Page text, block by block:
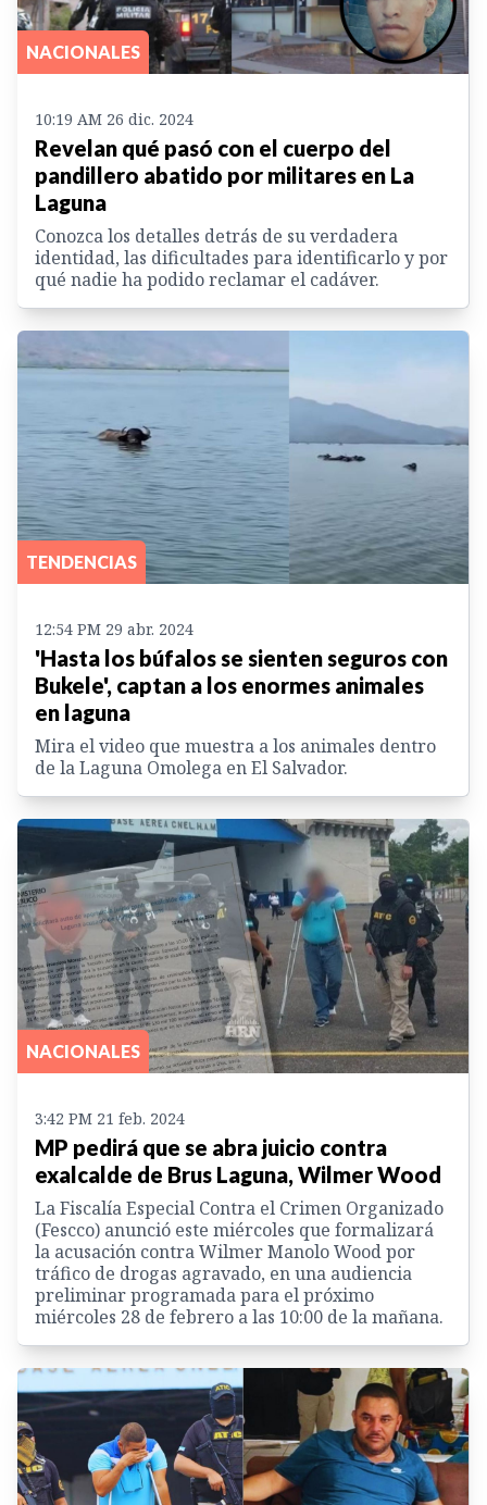
NACIONALES
10:19 AM 26 dic. 2024
Revelan qué pasó con el cuerpo del
pandillero abatido por militares en La
Laguna
Conozca los detalles detrás de su verdadera
identidad, las dificultades para identificarlo y por
qué nadie ha podido reclamar el cadáver.
TENDENCIAS
12:54 PM 29 abr. 2024
'Hasta los búfalos se sienten seguros con
Bukele', captan a los enormes animales
en laguna
Mira el video que muestra a los animales dentro
de la Laguna Omolega en El Salvador.
NACIONALES
3:42 PM 21 feb. 2024
MP pedirá que se abra juicio contra
exalcalde de Brus Laguna, Wilmer Wood
La Fiscalía Especial Contra el Crimen Organizado
(Fescco) anunció este miércoles que formalizará
la acusación contra Wilmer Manolo Wood por
tráfico de drogas agravado, en una audiencia
preliminar programada para el próximo
miércoles 28 de febrero a las 10:00 de la mañana.